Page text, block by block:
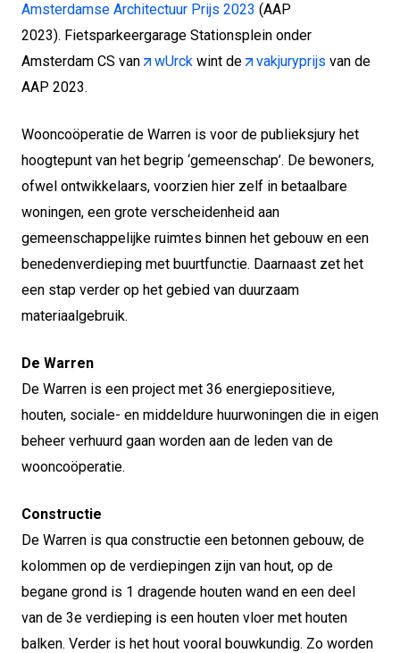
Amsterdamse Architectuur Prijs 2023 (AAP
2023). Fietsparkeergarage Stationsplein onder
Amsterdam CS van
wUrck wint de vakjuryprijs van de
AAP 2023.
Wooncoöperatie de Warren is voor de publieksjury het
hoogtepunt van het begrip ‘gemeenschap’. De bewoners,
ofwel ontwikkelaars, voorzien hier zelf in betaalbare
woningen, een grote verscheidenheid aan
gemeenschappelijke ruimtes binnen het gebouw en een
benedenverdieping met buurtfunctie. Daarnaast zet het
een stap verder op het gebied van duurzaam
materiaalgebruik.
De Warren
De Warren is een project met 36 energiepositieve,
houten, sociale- en middeldure huurwoningen die in eigen
beheer verhuurd gaan worden aan de leden van de
wooncoöperatie.
Constructie
De Warren is qua constructie een betonnen gebouw, de
kolommen op de verdiepingen zijn van hout, op de
begane grond is 1 dragende houten wand en een deel
van de 3e verdieping is een houten vloer met houten
balken. Verder is het hout vooral bouwkundig. Zo worden